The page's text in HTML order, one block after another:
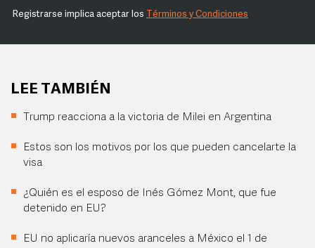
Registrarse implica aceptar los Términos y Condiciones
LEE TAMBIÉN
Trump reacciona a la victoria de Milei en Argentina
Estos son los motivos por los que pueden cancelarte la
visa
¿Quién es el esposo de Inés Gómez Mont, que fue
detenido en EU?
EU no aplicaría nuevos aranceles a México el 1 de